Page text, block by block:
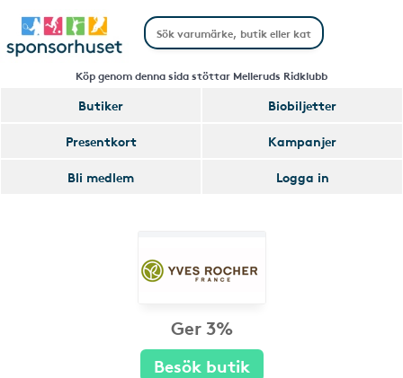
Köp genom denna sida stöttar Melleruds Ridklubb
Butiker
Biobiljetter
Presentkort
Kampanjer
Bli medlem
Logga in
Ger 3%
Besök butik